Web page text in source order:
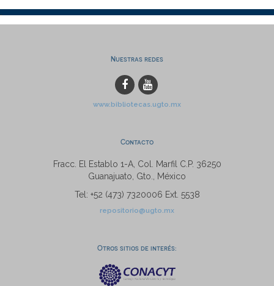
Nuestras redes
www.bibliotecas.ugto.mx
Contacto
Fracc. El Establo 1-A, Col. Marfil C.P. 36250
Guanajuato, Gto., México
Tel: +52 (473) 7320006 Ext. 5538
repositorio@ugto.mx
Otros sitios de interés: